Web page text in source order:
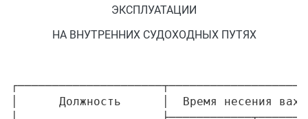
ЭКСПЛУАТАЦИИ
НА ВНУТРЕННИХ СУДОХОДНЫХ ПУТЯХ
│      Должность      │  Время несения вахт